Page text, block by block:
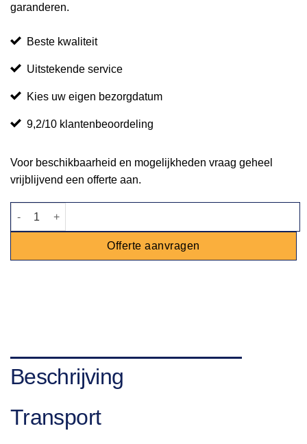
garanderen.
Beste kwaliteit
Uitstekende service
Kies uw eigen bezorgdatum
9,2/10 klantenbeoordeling
Voor beschikbaarheid en mogelijkheden vraag geheel
vrijblijvend een offerte aan.
Stretchtent 4m x 6m aantal
Offerte aanvragen
Beschrijving
Transport